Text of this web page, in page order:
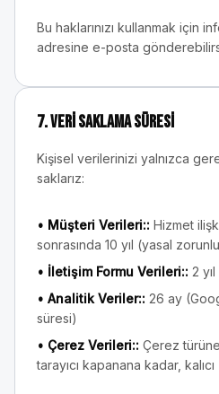
Bu haklarınızı kullanmak için
adresine e-posta
7. Veri Saklama Süresi
Kişisel verilerinizi yalnızca
saklarız:
• Müşteri Verileri:: Hizmet
sonrasında 10 yıl (yasal
• İletişim Formu Verileri:: 2 yıl
• Analitik Veriler:: 26 ay
süresi)
• Çerez Verileri:: Çerez
tarayıcı kapanana kadar, kalıcı